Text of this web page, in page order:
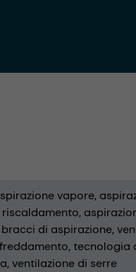
vapore
riscaldamento
bracci di aspirazione
tecnologia
ventilazione di serre